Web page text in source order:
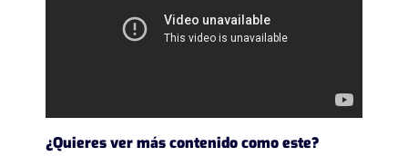
¿Quieres ver más contenido como este?